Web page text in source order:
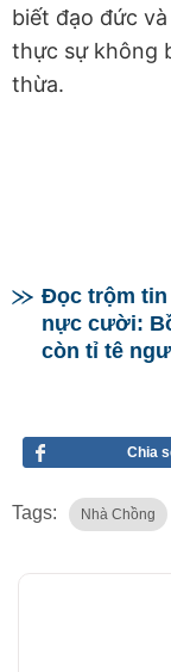
biết đạo đức
thực sự không
thừa.
Đọc trộm tin
nực cười:
còn tỉ tê
Chia
Tags: Nhà Chồng